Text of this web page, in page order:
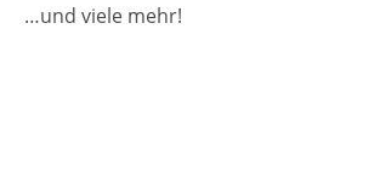
…und viele mehr!